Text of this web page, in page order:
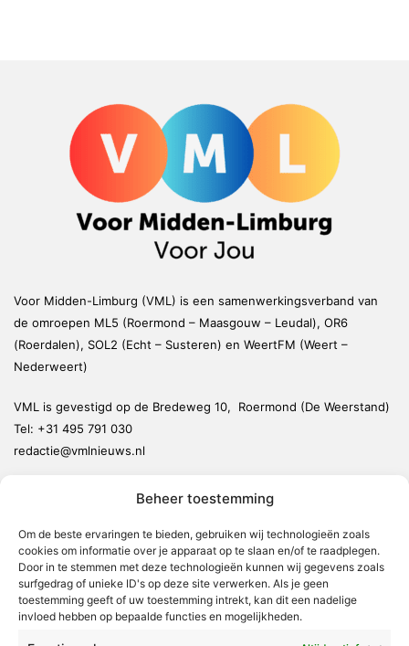
Beheer toestemming
Om de beste ervaringen te bieden, gebruiken wij technologieën zoals
cookies om informatie over je apparaat op te slaan en/of te raadplegen.
Door in te stemmen met deze technologieën kunnen wij gegevens zoals
surfgedrag of unieke ID's op deze site verwerken. Als je geen
toestemming geeft of uw toestemming intrekt, kan dit een nadelige
invloed hebben op bepaalde functies en mogelijkheden.
Voor Midden-Limburg (VML) is een samenwerkingsverband van
de omroepen ML5 (Roermond – Maasgouw – Leudal), OR6
(Roerdalen), SOL2 (Echt – Susteren) en WeertFM (Weert –
Nederweert)
VML is gevestigd op de Bredeweg 10, Roermond (De Weerstand)
Tel: +31 495 791 030
redactie@vmlnieuws.nl
Leudal
Maasgouw
Echt-Susteren